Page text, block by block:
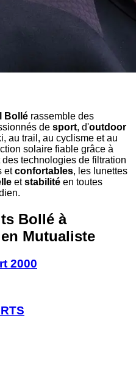
Bollé rassemble des
de sport, d'outdoor
au trail, au cyclisme et au
solaire fiable grâce à
des technologies de filtration
etconfortables, les lunettes
etstabilité en toutes
Bollé à
Mutualiste
2000